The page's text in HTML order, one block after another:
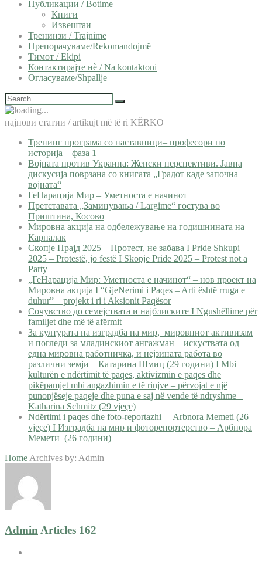
Публикации / Botime
Книги
Извештаи
Тренинзи / Trajnime
Препорачуваме/Rekomandojmë
Тимот / Ekipi
Контактирајте нѐ / Na kontaktoni
Огласуваме/Shpallje
најнови статии / artikujt më të ri KËRKO
Тренинг програма со наставници– професори по
историја – фаза 1
Војната против Украина: Женски перспективи. Јавна
дискусија поврзана со книгата „Градот каде започна
војната“
ГеНарација Мир – Уметноста е начинот
Претставата „Заминувања / Largime“ гостува во
Приштина, Косово
Мировна акција на одбележување на годишнината на
Карпалак
Скопје Прајд 2025 – Протест, не забава I Pride Shkupi
2025 – Protestë, jo festë I Skopje Pride 2025 – Protest not a
Party
„ГеНарација Мир: Уметноста е начинот“ – нов проект на
Мировна акција I “GjeNerimi i Paqes – Arti është rruga e
duhur” – projekt i ri i Aksionit Paqësor
Сочувство до семејствата и најблиските I Ngushëllime për
familjet dhe më të afërmit
За културата на изградба на мир, мировниот активизам
и погледи за младинскиот ангажман – искуствата од
една мировна работничка, и нејзината работа во
различни земји – Катарина Шмиц (29 години) I Mbi
kulturën e ndërtimit të paqes, aktivizmin e paqes dhe
pikëpamjet mbi angazhimin e të rinjve – përvojat e një
punonjëseje paqeje dhe puna e saj në vende të ndryshme –
Katharina Schmitz (29 vjeçe)
Ndërtimi i paqes dhe foto-reportazhi – Arbnora Memeti (26
vjeçe) I Изградба на мир и фоторепортерство – Арбнора
Мемети (26 години)
Home Archives by: Admin
Admin Articles 162